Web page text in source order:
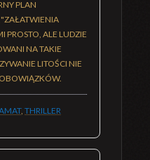
PLAN
"ZAŁATWIENIA
PROSTO, ALE LUDZIE
NA TAKIE
LITOŚCI NIE
, THRILLER